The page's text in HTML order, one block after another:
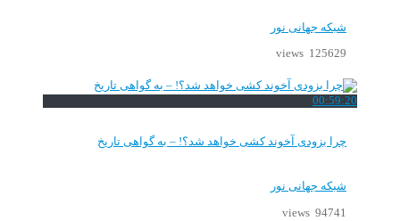
شبکه جهانی نور
125629 views
00:59:20
چرا بزودی آخوند کشی خواهد شد؟! – به گواهی تاریخ
شبکه جهانی نور
94741 views